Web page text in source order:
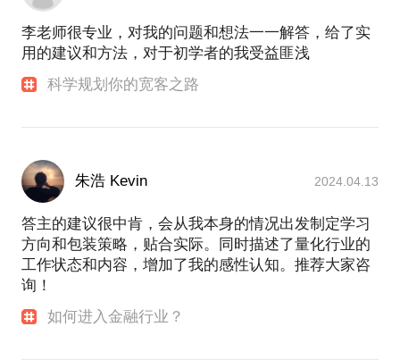
李老师很专业，对我的问题和想法一一解答，给了实
用的建议和方法，对于初学者的我受益匪浅
科学规划你的宽客之路
朱浩 Kevin 2024.04.13
答主的建议很中肯，会从我本身的情况出发制定学习
方向和包装策略，贴合实际。同时描述了量化行业的
工作状态和内容，增加了我的感性认知。推荐大家咨
询！
如何进入金融行业？